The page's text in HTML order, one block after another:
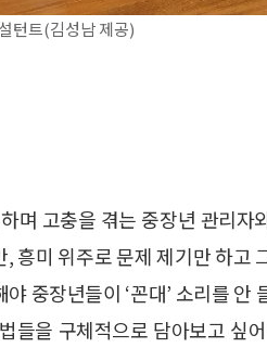
턴트(김성남 제공)
며 고충을 겪는 중장년 관리자
흥미 위주로 문제 제기만 하고
중장년들이 ‘꼰대’ 소리를 안
들을 구체적으로 담아보고 싶